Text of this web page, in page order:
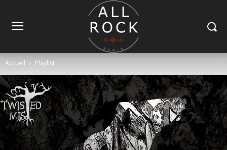
Accueil Playlist